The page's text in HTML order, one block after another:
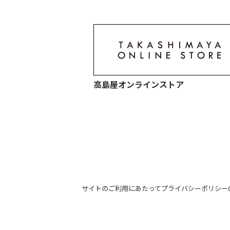
高島屋オンラインストア
サイトのご利用にあたってプライバシーポリシー